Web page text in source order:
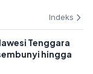
Indeks
Tenggara
hingga